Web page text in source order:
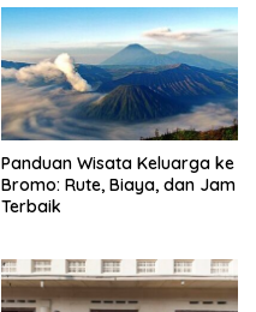
Panduan Wisata Keluarga ke
Bromo: Rute, Biaya, dan Jam
Terbaik